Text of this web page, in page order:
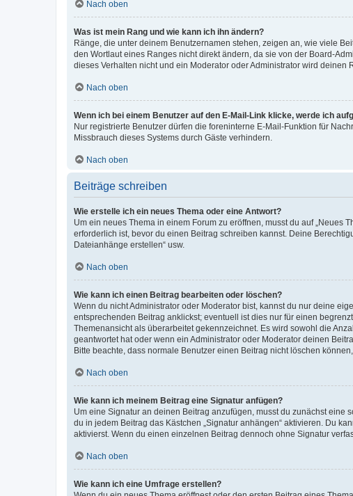
Nach oben
Was ist mein Rang und wie kann ich ihn ändern?
Ränge, die unter deinem Benutzernamen stehen, zeigen an, wie viele
den Wortlaut eines Ranges nicht direkt ändern, da sie von der Board-
dieses Verhalten nicht und ein Moderator oder Administrator wird
Nach oben
Wenn ich bei einem Benutzer auf den E-Mail-Link klicke, werde ich
Nur registrierte Benutzer dürfen die foreninterne E-Mail-Funktion für
Missbrauch dieses Systems durch Gäste verhindern.
Nach oben
Beiträge schreiben
Wie erstelle ich ein neues Thema oder eine Antwort?
Um ein neues Thema in einem Forum zu eröffnen, musst du auf „Neues
erforderlich ist, bevor du einen Beitrag schreiben kannst. Deine
Dateianhänge erstellen“ usw.
Nach oben
Wie kann ich einen Beitrag bearbeiten oder löschen?
Wenn du nicht Administrator oder Moderator bist, kannst du nur deine
entsprechenden Beitrag anklickst; eventuell ist dies nur für einen
Themenansicht als überarbeitet gekennzeichnet. Es wird sowohl die
geantwortet hat oder wenn ein Administrator oder Moderator deinen
Bitte beachte, dass normale Benutzer einen Beitrag nicht löschen
Nach oben
Wie kann ich meinem Beitrag eine Signatur anfügen?
Um eine Signatur an deinen Beitrag anzufügen, musst du zunächst
du in jedem Beitrag das Kästchen „Signatur anhängen“ aktivieren. Du
aktivierst. Wenn du einen einzelnen Beitrag dennoch ohne Signatur
Nach oben
Wie kann ich eine Umfrage erstellen?